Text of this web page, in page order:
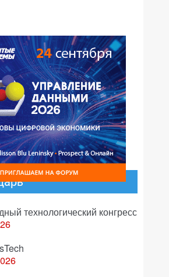
технологический конгресс